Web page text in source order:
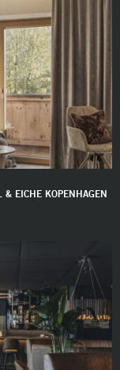
EICHE KOPENHAGEN